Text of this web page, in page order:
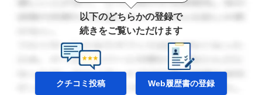
以下のどちらかの登録で
続きをご覧いただけます
クチコミ投稿 Web履歴書の登録